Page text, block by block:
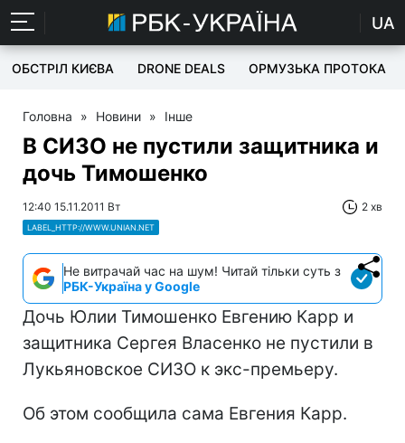
UA
ОБСТРІЛ КИЄВА DRONE DEALS ОРМУЗЬКА ПРОТОКА
Головна » Новини » Інше
В СИЗО не пустили защитника и
дочь Тимошенко
12:40 15.11.2011 Вт 2 хв
LABEL_HTTP://WWW.UNIAN.NET
Не витрачай час на шум! Читай тільки суть з
РБК-Україна у Google
Дочь Юлии Тимошенко Евгению Карр и
защитника Сергея Власенко не пустили в
Лукьяновское СИЗО к экс-премьеру.
Об этом сообщила сама Евгения Карр.